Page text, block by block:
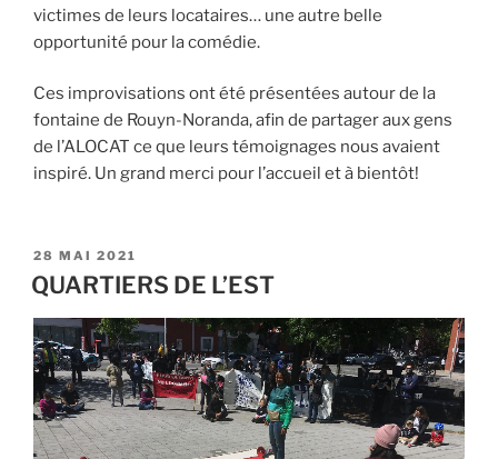
victimes de leurs locataires… une autre belle
opportunité pour la comédie.
Ces improvisations ont été présentées autour de la
fontaine de Rouyn-Noranda, afin de partager aux gens
de l’ALOCAT ce que leurs témoignages nous avaient
inspiré. Un grand merci pour l’accueil et à bientôt!
PUBLIÉ
LE
28 MAI 2021
QUARTIERS DE L’EST